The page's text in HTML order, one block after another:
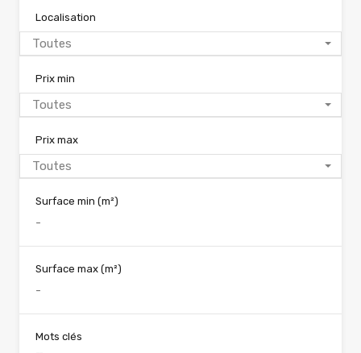
Localisation
Toutes
Prix min
Toutes
Prix max
Toutes
Surface min (m²)
Surface max (m²)
Mots clés